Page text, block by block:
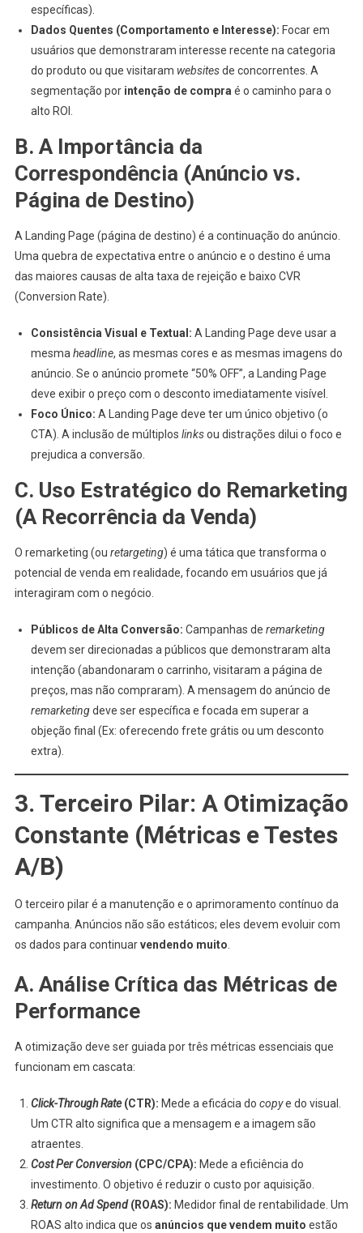
específicas).
Dados Quentes (Comportamento e Interesse): Focar em
usuários que demonstraram interesse recente na categoria
do produto ou que visitaram websitesde concorrentes. A
segmentação por intenção de compra é o caminho para o
alto ROI.
B. A Importância da
Correspondência (Anúncio vs.
Página de Destino)
A Landing Page (página de destino) é a continuação do anúncio.
Uma quebra de expectativa entre o anúncio e o destino é uma
das maiores causas de alta taxa de rejeição e baixo CVR
(Conversion Rate).
Consistência Visual e Textual: A Landing Page deve usar a
mesma headline, as mesmas cores e as mesmas imagens do
anúncio. Se o anúncio promete “50% OFF”, a Landing Page
deve exibir o preço com o desconto imediatamente visível.
Foco Único: A Landing Page deve ter um único objetivo (o
CTA). A inclusão de múltiplos linksou distrações dilui o foco e
prejudica a conversão.
C. Uso Estratégico do Remarketing
(A Recorrência da Venda)
O remarketing (ou retargeting) é uma tática que transforma o
potencial de venda em realidade, focando em usuários que já
interagiram com o negócio.
Públicos de Alta Conversão: Campanhas de remarketing
devem ser direcionadas a públicos que demonstraram alta
intenção (abandonaram o carrinho, visitaram a página de
preços, mas não compraram). A mensagem do anúncio de
remarketingdeve ser específica e focada em superar a
objeção final (Ex: oferecendo frete grátis ou um desconto
extra).
3. Terceiro Pilar: A Otimização
Constante (Métricas e Testes
A/B)
O terceiro pilar é a manutenção e o aprimoramento contínuo da
campanha. Anúncios não são estáticos; eles devem evoluir com
os dados para continuarvendendo muito
A. Análise Crítica das Métricas de
Performance
A otimização deve ser guiada por três métricas essenciais que
funcionam em cascata:
Click-Through Rate(CTR): Mede a eficácia do copye do visual.
Um CTR alto significa que a mensagem e a imagem são
atraentes.
Cost Per Conversion(CPC/CPA): Mede a eficiência do
investimento. O objetivo é reduzir o custo por aquisição.
Return on Ad Spend(ROAS): Medidor final de rentabilidade. Um
ROAS alto indica que os anúncios que vendem muito estão